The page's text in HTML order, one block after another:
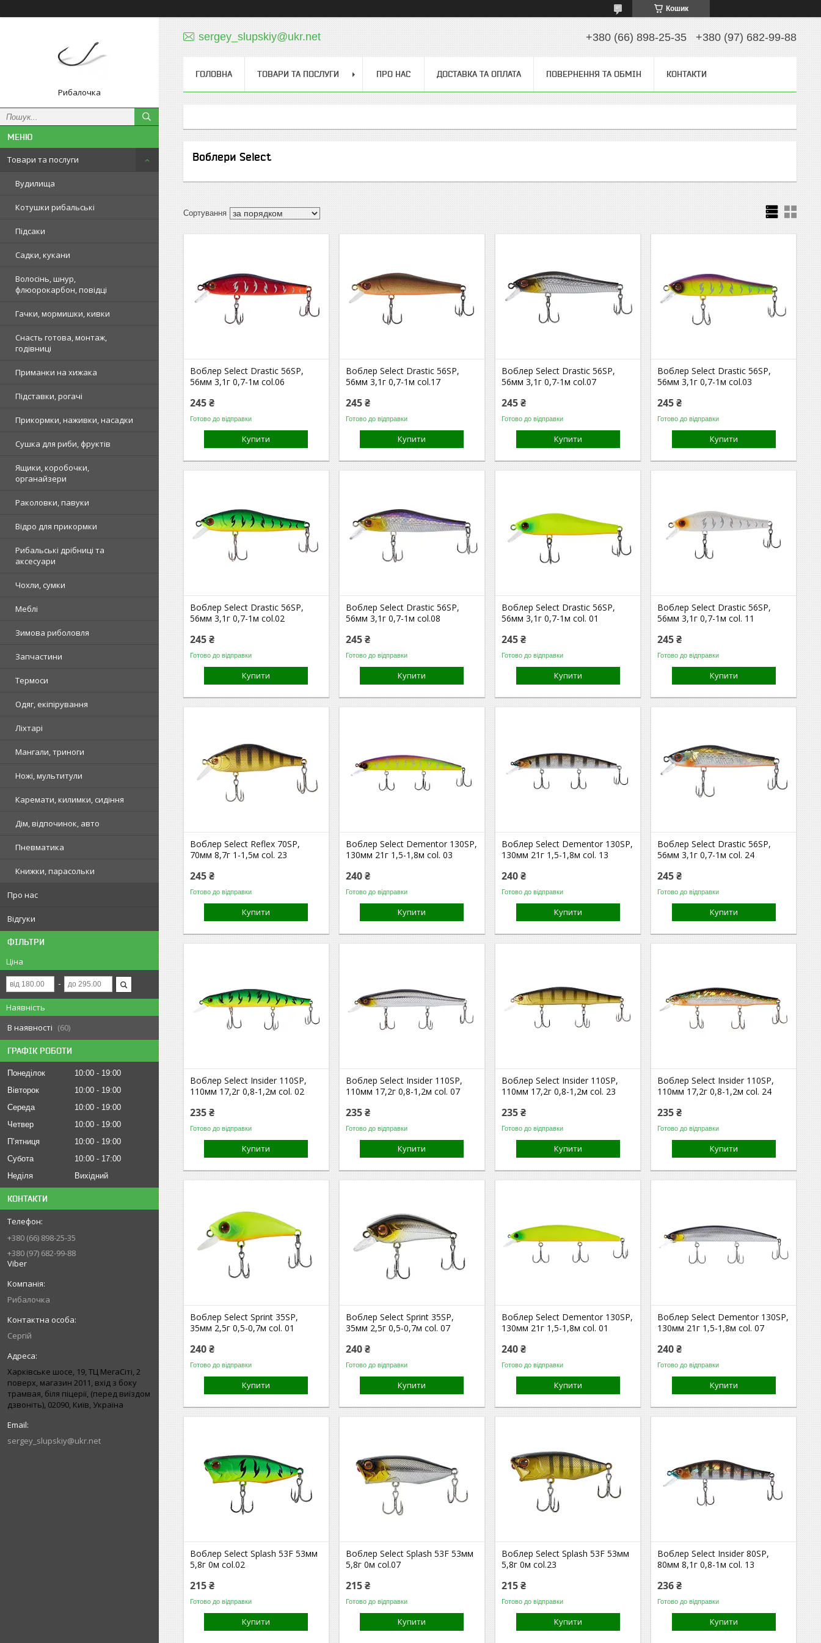
Кошик
Рибалочка
Товари та послуги
Вудилища
Котушки рибальські
Підсаки
Садки, кукани
Волосінь, шнур,
флюорокарбон, повідці
Гачки, мормишки, кивки
Снасть готова, монтаж,
годівниці
Приманки на хижака
Підставки, рогачі
Прикормки, наживки, насадки
Сушка для риби, фруктів
Ящики, коробочки,
органайзери
Раколовки, павуки
Відро для прикормки
Рибальські дрібниці та
аксесуари
Чохли, сумки
Меблі
Зимова риболовля
Запчастини
Термоси
Одяг, екіпірування
Ліхтарі
Мангали, триноги
Ножі, мультитули
Каремати, килимки, сидіння
Дім, відпочинок, авто
Пневматика
Книжки, парасольки
Про нас
Відгуки
ФІЛЬТРИ
Ціна
Наявність
В наявності
60
ГРАФІК РОБОТИ
Понеділок 10:00
19:00
Вівторок
10:00
19:00
Середа
10:00
19:00
Четвер
10:00
19:00
Пʼятниця
10:00
19:00
Субота
10:00
17:00
Неділя
Вихідний
КОНТАКТИ
+380 (66) 898-25-35
+380 (97) 682-99-88
Viber
Рибалочка
Сергій
Харківське шосе, 19, ТЦ МегаСіті, 2
поверх, магазин 2011, вхід з боку
трамвая, біля піцерії, (перед виїздом
дзвоніть), 02090, Київ, Україна
sergey_slupskiy@ukr.net
sergey_slupskiy@ukr.net +380 (66) 898-25-35 +380 (97) 682-99-88
ГОЛОВНА ТОВАРИ ТА ПОСЛУГИ ПРО НАС ДОСТАВКА ТА ОПЛАТА ПОВЕРНЕННЯ ТА ОБМІН КОНТАКТИ
Воблери Select
Воблер Select Drastic 56SP,
56мм 3,1г 0,7-1м col.06
245 ₴
Готово до відправки
Купити
Воблер Select Drastic 56SP,
56мм 3,1г 0,7-1м col.17
245 ₴
Готово до відправки
Купити
Воблер Select Drastic 56SP,
56мм 3,1г 0,7-1м col.07
245 ₴
Готово до відправки
Купити
Воблер Select Drastic 56SP,
56мм 3,1г 0,7-1м col.03
245 ₴
Готово до відправки
Купити
Воблер Select Drastic 56SP,
56мм 3,1г 0,7-1м col.02
245 ₴
Готово до відправки
Купити
Воблер Select Drastic 56SP,
56мм 3,1г 0,7-1м col.08
245 ₴
Готово до відправки
Купити
Воблер Select Drastic 56SP,
56мм 3,1г 0,7-1м col. 01
245 ₴
Готово до відправки
Купити
Воблер Select Drastic 56SP,
56мм 3,1г 0,7-1м col. 11
245 ₴
Готово до відправки
Купити
Воблер Select Reflex 70SP,
70мм 8,7г 1-1,5м col. 23
245 ₴
Готово до відправки
Купити
Воблер Select Dementor 130SP,
130мм 21г 1,5-1,8м col. 03
240 ₴
Готово до відправки
Купити
Воблер Select Dementor 130SP,
130мм 21г 1,5-1,8м col. 13
240 ₴
Готово до відправки
Купити
Воблер Select Drastic 56SP,
56мм 3,1г 0,7-1м col. 24
245 ₴
Готово до відправки
Купити
Воблер Select Insider 110SP,
110мм 17,2г 0,8-1,2м col. 02
235 ₴
Готово до відправки
Купити
Воблер Select Insider 110SP,
110мм 17,2г 0,8-1,2м col. 07
235 ₴
Готово до відправки
Купити
Воблер Select Insider 110SP,
110мм 17,2г 0,8-1,2м col. 23
235 ₴
Готово до відправки
Купити
Воблер Select Insider 110SP,
110мм 17,2г 0,8-1,2м col. 24
235 ₴
Готово до відправки
Купити
Воблер Select Sprint 35SP,
35мм 2,5г 0,5-0,7м col. 01
240 ₴
Готово до відправки
Купити
Воблер Select Sprint 35SP,
35мм 2,5г 0,5-0,7м col. 07
240 ₴
Готово до відправки
Купити
Воблер Select Dementor 130SP,
130мм 21г 1,5-1,8м col. 01
240 ₴
Готово до відправки
Купити
Воблер Select Dementor 130SP,
130мм 21г 1,5-1,8м col. 07
240 ₴
Готово до відправки
Купити
Воблер Select Splash 53F 53мм
5,8г 0м col.02
215 ₴
Готово до відправки
Купити
Воблер Select Splash 53F 53мм
5,8г 0м col.07
215 ₴
Готово до відправки
Купити
Воблер Select Splash 53F 53мм
5,8г 0м col.23
215 ₴
Готово до відправки
Купити
Воблер Select Insider 80SP,
80мм 8,1г 0,8-1м col. 13
236 ₴
Готово до відправки
Купити